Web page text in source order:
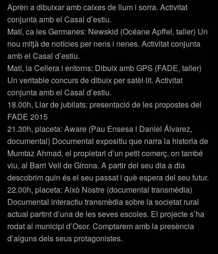
Aprèn a dibuixar amb caixes de llum i sorra. Activitat
conjunta amb el Casal d’estiu.
Matí, ca les Germanes: Newskid (Océane Apffel, taller) Un
nou mitjà de notícies per nens i nenes. Activitat conjunta
amb el Casal d’estiu.
Matí, la Cellera i entorns: Dibuix amb GPS (FADE, taller)
Un veritable concurs de dibuix per satèl·lit. Activitat
conjunta amb el Casal d’estiu.
18.00h, Llar de jubilats: presentació de les propostes del
FADE 2015
21.30h, placeta: Aware (Pau Ensesa i Daniel Álvarez,
documental) Documental expositiu que narra la historia de
Mumtaz Ahmad, el propietari d’un petit comerç, on també
viu, al Barri Vell de Girona. A partir del seu dia a dia
descobrim quin és el seu passat i què espera del seu futur.
22.00h, placeta: Això Nostre (documental transmèdia)
Documental interactiu transmèdia sobre la societat rural
actual partint d’una de les seves escoles. El projecte s’ha
rodat al municipi d’Osor. Comptarem amb la presència
d’alguns dels seus protagonistes.